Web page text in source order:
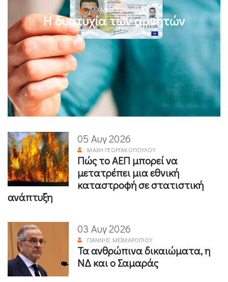
ΜΙΧΆΛΗΣ ΚΥΡΙΑΚΊΔΗΣ
Η δυστυχία των αρνητών
05 Αυγ 2026
ΜΆΧΗ ΓΕΩΡΓΑΚΟΠΟΎΛΟΥ
Πώς το ΑΕΠ μπορεί να
μετατρέπει μια εθνική
καταστροφή σε στατιστική
ανάπτυξη
03 Αυγ 2026
ΓΙΆΝΝΗΣ ΜΕΪΜΆΡΟΓΛΟΥ
Τα ανθρώπινα δικαιώματα, η
ΝΔ και ο Σαμαράς